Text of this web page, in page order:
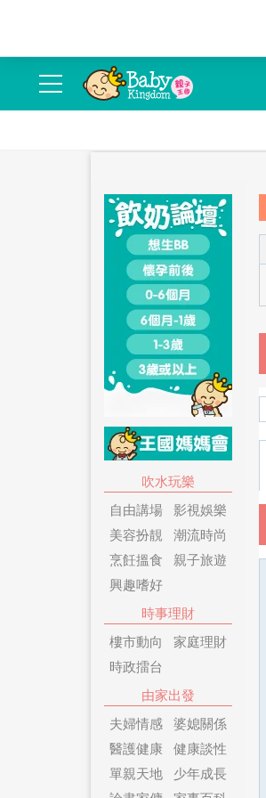
吹水玩樂
自由講場 影視娛樂
美容扮靚
潮流時尚
烹飪搵食
親子旅遊
興趣嗜好
時事理財
樓市動向
家庭理財
時政擂台
由家出發
夫婦情感 婆媳關係
醫護健康
健康談性
單親天地
少年成長